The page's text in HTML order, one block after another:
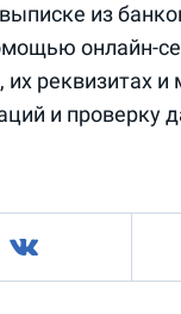
из
онлайн-
реквизитах и
и проверку